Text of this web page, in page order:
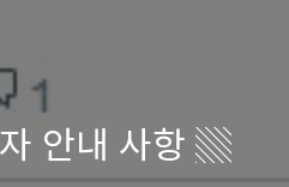
안내 사항 ▒